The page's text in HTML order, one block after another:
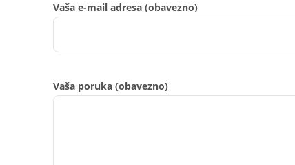
Vaša e-mail adresa (obavezno)
Vaša poruka (obavezno)